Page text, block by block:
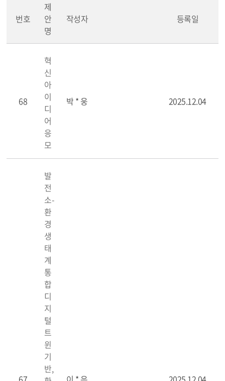
번호
제
안
명
작성자 등록일
68
혁
신
아
이
디
어
응
모
박 * 웅 2025.12.04
발
전
소-
환
경
생
태
계
통
합
디
지
털
트
윈
기
반,